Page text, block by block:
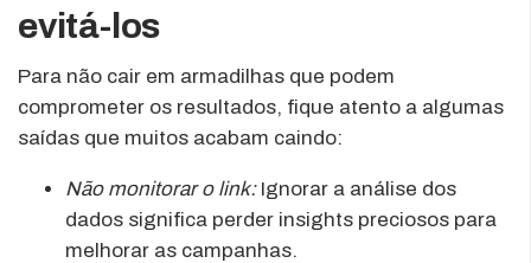
evitá-los
Para não cair em armadilhas que podem
comprometer os resultados, fique atento a algumas
saídas que muitos acabam caindo:
Não monitorar o link:Ignorar a análise dos
dados significa perder insights preciosos para
melhorar as campanhas.